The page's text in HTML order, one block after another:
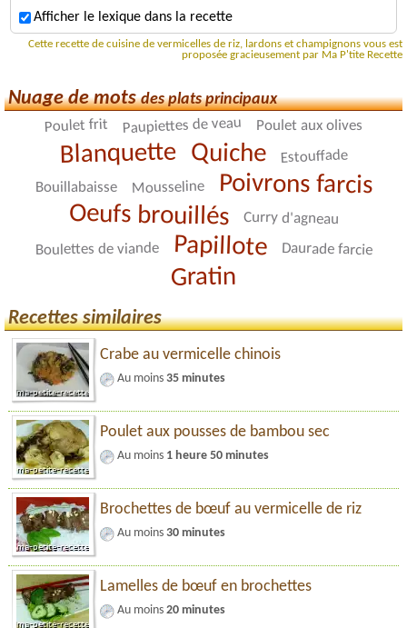
Afficher le lexique dans la recette
Cette recette de cuisine de vermicelles de riz, lardons et champignons vous est
proposée gracieusement par Ma P'tite Recette
Nuage de motsdes plats principaux
Poulet frit Paupiettes de veau Poulet aux olives
Blanquette Quiche Estouffade
Bouillabaisse Mousseline Poivrons farcis
Oeufs brouillés Curry d'agneau
Boulettes de viande Papillote Daurade farcie
Gratin
Recettes similaires
Crabe au vermicelle chinois
Au moins 35 minutes
Poulet aux pousses de bambou sec
Au moins 1 heure 50 minutes
Brochettes de bœuf au vermicelle de riz
Au moins 30 minutes
Lamelles de bœuf en brochettes
Au moins 20 minutes